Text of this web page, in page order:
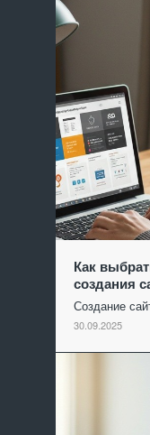
Как
создания
Создание
30.09.2025